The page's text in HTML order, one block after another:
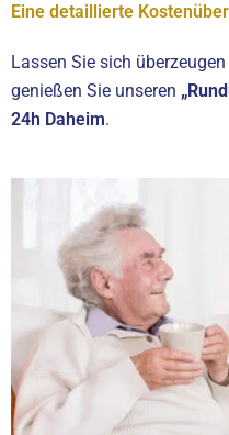
Eine detaillierte
Lassen Sie sich
genießen Sie unseren
24h Daheim.